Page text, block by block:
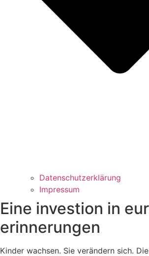
Datenschutzerklärung
Impressum
Eine investion in
erinnerungen
Kinder wachsen. Sie verändern sich.